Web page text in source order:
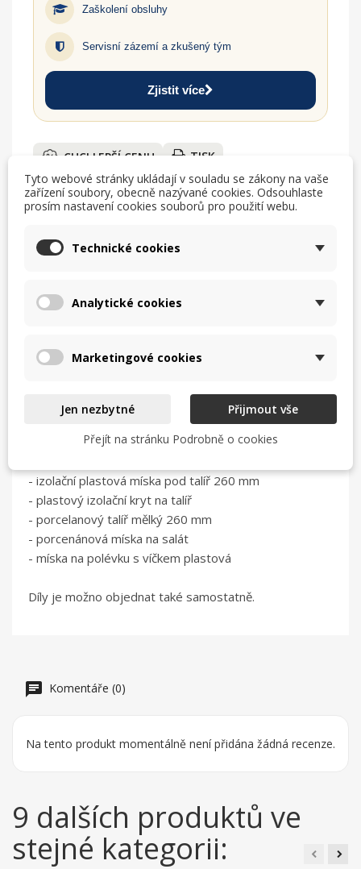
Zaškolení obsluhy
Servisní zázemí a zkušený tým
Zjistit více
CHCI LEPŠÍ CENU TISK
help_outline MÁM DOTAZ
Popis
již naporcovaného jídla.
nádobí a plastové díly slouží k tepelné izolací jídla.
Sestavu tabletu Thermoset (komplet) tvoří :
- izolační plastová míska pod talíř 260 mm
- plastový izolační kryt na talíř
- porcelanový talíř mělký 260 mm
- porcenánová míska na salát
- míska na polévku s víčkem plastová
Díly je možno objednat také samostatně.
Komentáře (0)
Na tento produkt momentálně není přidána žádná recenze.
9 dalších produktů ve
stejné kategorii:
Tyto webové stránky ukládají v souladu se zákony na vaše
zařízení soubory, obecně nazývané cookies. Odsouhlaste
prosím nastavení cookies souborů pro použití webu.
Technické cookies
Analytické cookies
Marketingové cookies
Jen nezbytné
Přijmout vše
Přejít na stránku Podrobně o cookies